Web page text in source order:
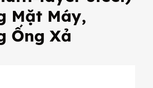
Mặt Máy,
Ống Xả